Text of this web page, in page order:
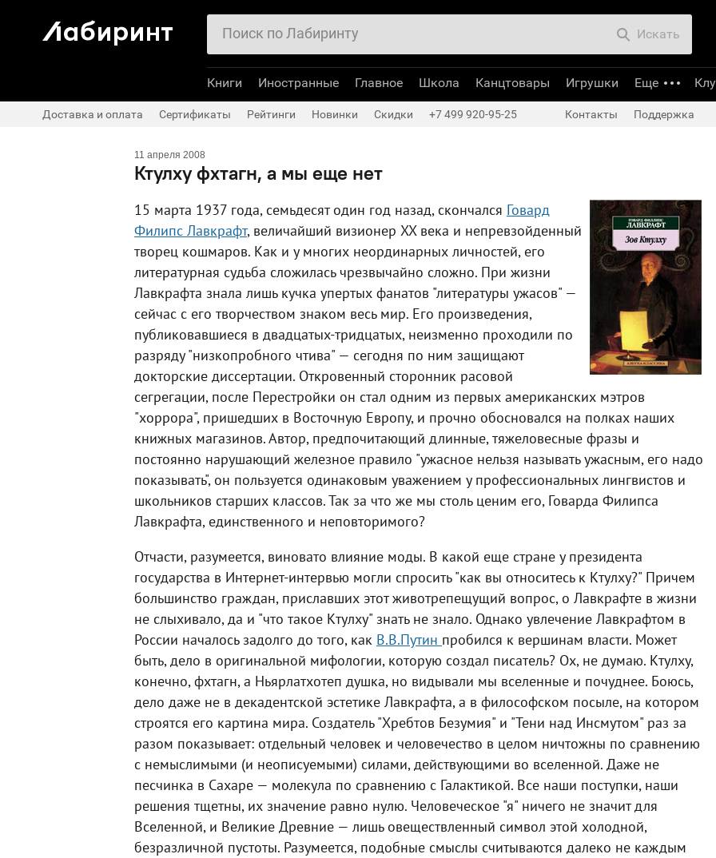
11 апреля 2008
Ктулху фхтагн, а мы еще нет
15 марта 1937 года, семьдесят один год назад, скончался Говард
Филипс Лавкрафт, величайший визионер XX века и непревзойденный
творец кошмаров. Как и у многих неординарных личностей, его
литературная судьба сложилась чрезвычайно сложно. При жизни
Лавкрафта знала лишь кучка упертых фанатов "литературы ужасов" —
сейчас с его творчеством знаком весь мир. Его произведения,
публиковавшиеся в двадцатых-тридцатых, неизменно проходили по
разряду "низкопробного чтива" — сегодня по ним защищают
докторские диссертации. Откровенный сторонник расовой
сегрегации, после Перестройки он стал одним из первых американских мэтров
"хоррора", пришедших в Восточную Европу, и прочно обосновался на полках наших
книжных магазинов. Автор, предпочитающий длинные, тяжеловесные фразы и
постоянно нарушающий железное правило "ужасное нельзя называть ужасным, его надо
показывать", он пользуется одинаковым уважением у профессиональных лингвистов и
школьников старших классов. Так за что же мы столь ценим его, Говарда Филипса
Лавкрафта, единственного и неповторимого?
Отчасти, разумеется, виновато влияние моды. В какой еще стране у президента
государства в Интернет-интервью могли спросить "как вы относитесь к Ктулху?" Причем
большинство граждан, приславших этот животрепещущий вопрос, о Лавкрафте в жизни
не слыхивало, да и "что такое Ктулху" знать не знало. Однако увлечение Лавкрафтом в
России началось задолго до того, как В.В.Путин пробился к вершинам власти. Может
быть, дело в оригинальной мифологии, которую создал писатель? Ох, не думаю. Ктулху,
конечно, фхтагн, а Ньярлатхотеп душка, но видывали мы вселенные и почуднее. Боюсь,
дело даже не в декадентской эстетике Лавкрафта, а в философском посыле, на котором
строятся его картина мира. Создатель "Хребтов Безумия" и "Тени над Инсмутом" раз за
разом показывает: отдельный человек и человечество в целом ничтожны по сравнению
с немыслимыми (и неописуемыми) силами, действующими во вселенной. Даже не
песчинка в Сахаре — молекула по сравнению с Галактикой. Все наши поступки, наши
решения тщетны, их значение равно нулю. Человеческое "я" ничего не значит для
Вселенной, и Великие Древние — лишь овеществленный символ этой холодной,
безразличной пустоты. Разумеется, подобные смыслы считываются далеко не каждым
Искать
Книги Иностранные Главное Школа Канцтовары Игрушки Еще
Доставка и оплата Сертификаты Рейтинги Новинки Скидки +7 499 920-95-25 Контакты Поддержка